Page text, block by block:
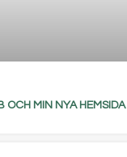
OCH MIN NYA HEMSIDA